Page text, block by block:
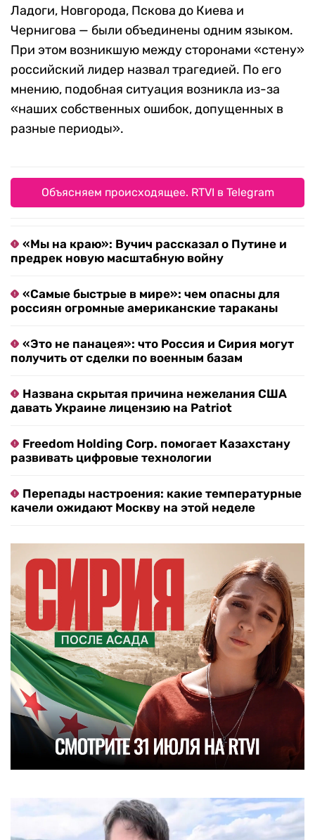
Ладоги, Новго­рода, Пскова до Киева и
Чернигова — были объединены одним языком.
При этом возникшую между сторонами «стену»
российский лидер назвал трагедией. По его
мнению, подобная ситуация возникла из-за
«наших собст­венных ошибок, допущенных в
разные периоды».
Объясняем происходящее. RTVI в Telegram
«Мы на краю»: Вучич рассказал о Путине и
предрек новую масштабную войну
«Самые быстрые в мире»: чем опасны для
россиян огромные американские тараканы
«Это не панацея»: что Россия и Сирия могут
получить от сделки по военным базам
Названа скрытая причина нежелания США
давать Украине лицензию на Patriot
Freedom Holding Corp. помогает Казахстану
развивать цифровые технологии
Перепады настроения: какие температурные
качели ожидают Москву на этой неделе